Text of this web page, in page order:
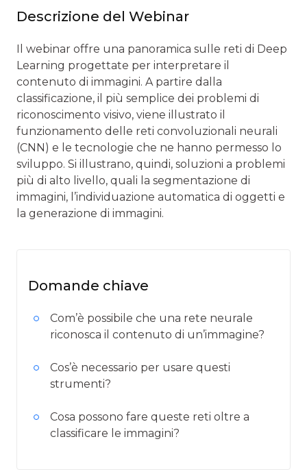
Descrizione del Webinar
Il webinar offre una panoramica sulle reti di Deep
Learning progettate per interpretare il
contenuto di immagini. A partire dalla
classificazione, il più semplice dei problemi di
riconoscimento visivo, viene illustrato il
funzionamento delle reti convoluzionali neurali
(CNN) e le tecnologie che ne hanno permesso lo
sviluppo. Si illustrano, quindi, soluzioni a problemi
più di alto livello, quali la segmentazione di
immagini, l’individuazione automatica di oggetti e
la generazione di immagini.
Domande chiave
Com’è possibile che una rete neurale
riconosca il contenuto di un’immagine?
Cos’è necessario per usare questi
strumenti?
Cosa possono fare queste reti oltre a
classificare le immagini?